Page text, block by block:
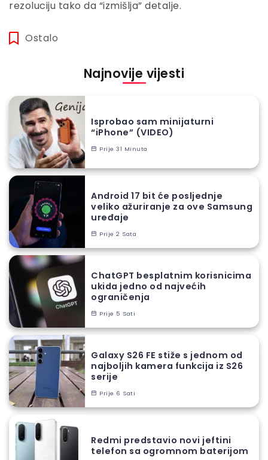
rezoluciju tako da “izmišlja” detalje.
Ostalo
Najnovije vijesti
Isprobao sam minijaturni
“iPhone” (VIDEO)
Prije 31 Minuta
Android 17 bit će posljednje
veliko ažuriranje za ove Samsung
uređaje
Prije 2 Sata
ChatGPT besplatnim korisnicima
ukida jedno od najvećih
ograničenja
Prije 5 Sati
Galaxy S26 FE stiže s jednom od
najboljih kamera funkcija iz S26
serije
Prije 6 Sati
Redmi predstavio novi jeftini
telefon sa ogromnom baterijom